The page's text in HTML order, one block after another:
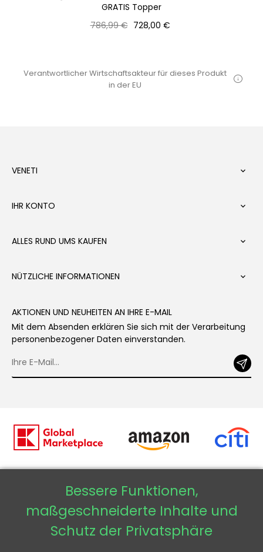
GRATIS Topper
Normaler
786,99 € Preis
728,00 €
Verantwortlicher Wirtschaftsakteur für dieses Produkt
in der EU
VENETI 
IHR KONTO 
ALLES RUND UMS KAUFEN 
NÜTZLICHE INFORMATIONEN 
AKTIONEN UND NEUHEITEN AN IHRE E-MAIL
Mit dem Absenden erklären Sie sich mit der Verarbeitung
personenbezogener Daten einverstanden.
Copyright © 2026 - Veneti™
Veneti DE
Bessere Funktionen,
maßgeschneiderte Inhalte und
Schutz der Privatsphäre